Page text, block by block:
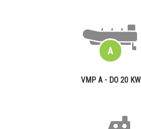
VMP A - DO 20 KW